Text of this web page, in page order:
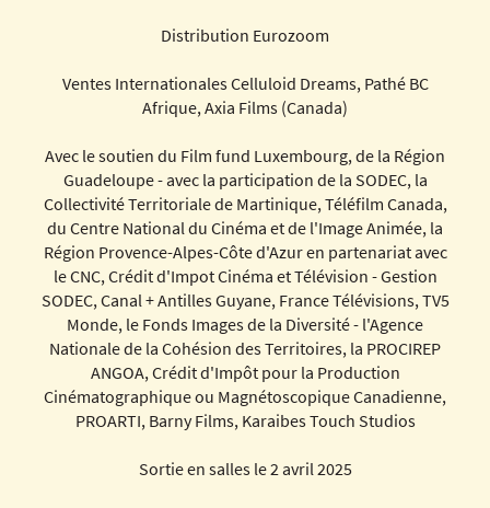
Distribution Eurozoom
Ventes Internationales Celluloid Dreams, Pathé BC
Afrique, Axia Films (Canada)
Avec le soutien du Film fund Luxembourg, de la Région
Guadeloupe - avec la participation de la SODEC, la
Collectivité Territoriale de Martinique, Téléfilm Canada,
du Centre National du Cinéma et de l'Image Animée, la
Région Provence-Alpes-Côte d'Azur en partenariat avec
le CNC, Crédit d'Impot Cinéma et Télévision - Gestion
SODEC, Canal + Antilles Guyane, France Télévisions, TV5
Monde, le Fonds Images de la Diversité - l'Agence
Nationale de la Cohésion des Territoires, la PROCIREP
ANGOA, Crédit d'Impôt pour la Production
Cinématographique ou Magnétoscopique Canadienne,
PROARTI, Barny Films, Karaibes Touch Studios
Sortie en salles le 2 avril 2025